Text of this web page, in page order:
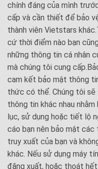
chính đáng của mình
cấp và cần thiết để bảo
thành viên Vietstars
cứ thời điểm nào bạn
những thông tin cá nhân
mà chúng tôi cung
cam kết bảo mật thông
thức có thể. Chúng tôi sẽ
thông tin khác nhau
lục, sử dụng hoặc tiết lộ
cáo bạn nên bảo mật các
truy xuất của bạn và
khác. Nếu sử dụng máy
đăng xuất, hoặc thoát